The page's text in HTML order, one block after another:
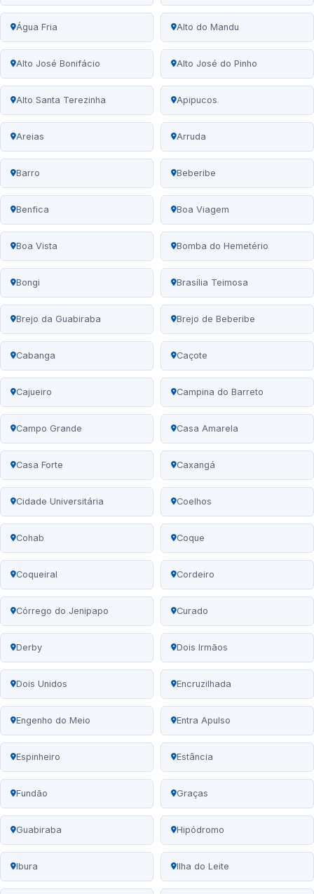
Água Fria Alto do Mandu
Alto José Bonifácio Alto José do Pinho
Alto Santa Terezinha Apipucos
Areias Arruda
Barro Beberibe
Benfica Boa Viagem
Boa Vista Bomba do Hemetério
Bongi Brasília Teimosa
Brejo da Guabiraba Brejo de Beberibe
Cabanga Caçote
Cajueiro Campina do Barreto
Campo Grande Casa Amarela
Casa Forte Caxangá
Cidade Universitária Coelhos
Cohab Coque
Coqueiral Cordeiro
Córrego do Jenipapo Curado
Derby Dois Irmãos
Dois Unidos Encruzilhada
Engenho do Meio Entra Apulso
Espinheiro Estância
Fundão Graças
Guabiraba Hipódromo
Ibura Ilha do Leite